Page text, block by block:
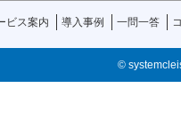
ビス案内 導入事例 一問一答
©